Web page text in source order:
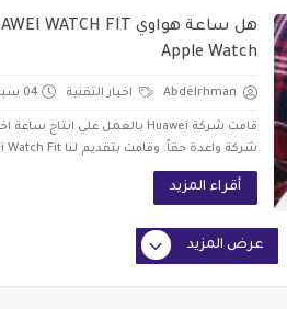
Apple Watch
Abdelrhman اخبار التقنية 04 سبتمبر 2020
شركة واعدة حقاً. وقامت بتقديم لنا Huawei Watch Fit وهي تعد أ...
أقراء المزيد
عرض المزيد